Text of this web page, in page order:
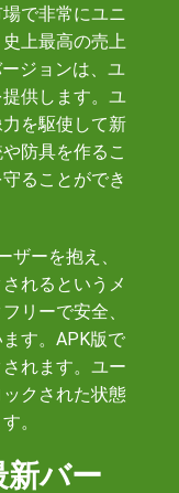
で非常にユニ
上最高の売上
ジョンは、ユ
供します。ユ
を駆使して新
防具を作るこ
ることができ
ーを抱え、
れるというメ
リーで安全、
す。APK版で
れます。ユー
クされた状態
。
バー